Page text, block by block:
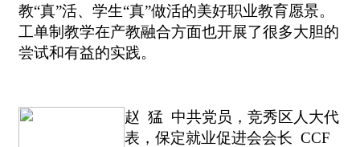
教“真”活、学生“真”做活的美好职业教育愿景。
工单制教学在产教融合方面也开展了很多大胆的
尝试和有益的实践。
赵 猛 中共党员，竞秀区人大代
表，保定就业促进会会长 CCF